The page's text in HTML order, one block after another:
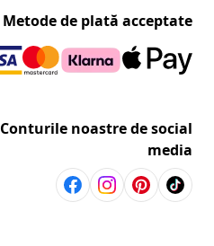
Metode de plată acceptate
Conturile noastre de social
media